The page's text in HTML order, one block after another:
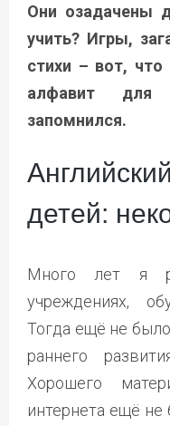
Они озадачены
учить? Игры,
стихи – вот,
алфавит
запомнился.
детей:
Много лет я
учреждениях,
Тогда ещё не
раннего
Хорошего
интернета ещё не